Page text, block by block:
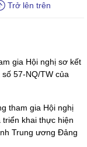
Trở lên trên
gia Hội nghị sơ kết
57-NQ/TW của
tham gia Hội nghị
khai thực hiện
Trung ương Đảng